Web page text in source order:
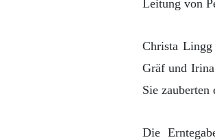
Leitung von
Christa
Gräf und Irina
Sie
Die